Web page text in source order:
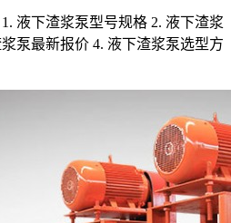
液下渣浆泵型号规格 2. 液下渣浆
泵最新报价 4. 液下渣浆泵选型方